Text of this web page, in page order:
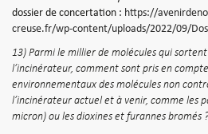
dossier de concertation : https://
creuse.fr/wp-content/uploads/2022/09/
13) Parmi le millier de molécules qui
l’incinérateur, comment sont pris en
environnementaux des molécules non
l’incinérateur actuel et à venir, comme les
micron) ou les dioxines et furannes bromés ?